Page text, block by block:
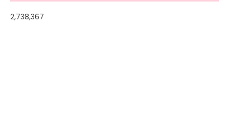
2,738,367